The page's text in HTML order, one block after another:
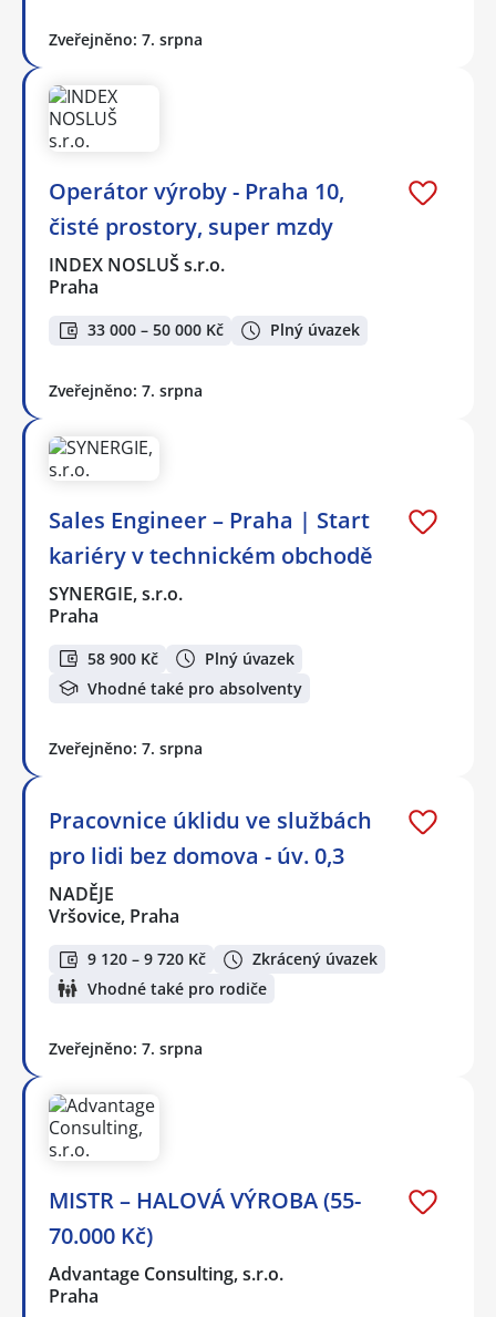
Zveřejněno: 7. srpna
Operátor výroby - Praha 10,
čisté prostory, super mzdy
INDEX NOSLUŠ s.r.o.
Praha
33 000 – 50 000 Kč Plný úvazek
Zveřejněno: 7. srpna
Sales Engineer – Praha | Start
kariéry v technickém obchodě
SYNERGIE, s.r.o.
Praha
58 900 Kč
Plný úvazek
Vhodné také pro absolventy
Zveřejněno: 7. srpna
Pracovnice úklidu ve službách
pro lidi bez domova - úv. 0,3
NADĚJE
Vršovice, Praha
9 120 – 9 720 Kč
Zkrácený úvazek
Vhodné také pro rodiče
Zveřejněno: 7. srpna
MISTR – HALOVÁ VÝROBA (55-
70.000 Kč)
Advantage Consulting, s.r.o.
Praha